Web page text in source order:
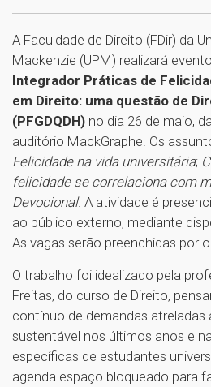
A Faculdade de Direito (FDir) da
Mackenzie (UPM) realizará
Integrador Práticas de
em Direito: uma questão de
(PFGDQDH) no dia 26 de maio,
auditório MackGraphe. Os
Felicidade na vida universitária;
felicidade se correlaciona com
Devocional. A atividade é
ao público externo, mediante
As vagas serão preenchidas por
O trabalho foi idealizado pela
Freitas, do curso de Direito,
contínuo de demandas atreladas
sustentável nos últimos anos e
específicas de estudantes
agenda espaço bloqueado para